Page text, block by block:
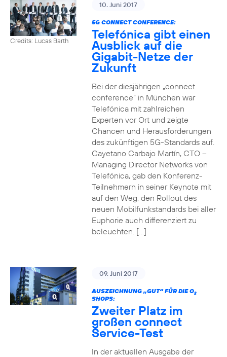
Credits: Lucas Barth
10. Juni 2017
5G CONNECT CONFERENCE:
Telefónica gibt einen
Ausblick auf die
Gigabit-Netze der
Zukunft
Bei der diesjährigen „connect
conference“ in München war
Telefónica mit zahlreichen
Experten vor Ort und zeigte
Chancen und Herausforderungen
des zukünftigen 5G-Standards auf.
Cayetano Carbajo Martín, CTO –
Managing Director Networks von
Telefónica, gab den Konferenz-
Teilnehmern in seiner Keynote mit
auf den Weg, den Rollout des
neuen Mobilfunkstandards bei aller
Euphorie auch differenziert zu
beleuchten. […]
09. Juni 2017
AUSZEICHNUNG „GUT“ FÜR DIE O2
SHOPS:
Zweiter Platz im
großen connect
Service-Test
In der aktuellen Ausgabe der